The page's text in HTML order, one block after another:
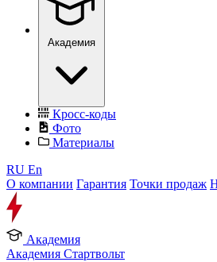
Академия
Кросс-коды
Фото
Материалы
RU En
О компании Гарантия Точки продаж
Академия
Академия Стартвольт